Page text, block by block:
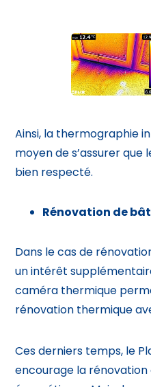
Ainsi, la thermographie
moyen de s’assurer
bien respecté.
Rénovation de
Dans le cas de
un intérêt
caméra thermique
rénovation thermique
Ces derniers temps, le
encourage la rénovation